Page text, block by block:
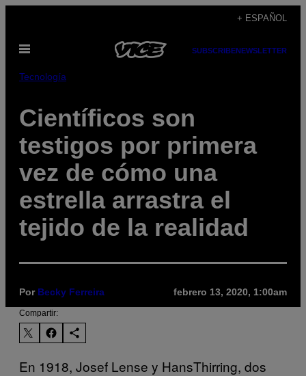
contenido
+ ESPAÑOL
Abrir
SUBSCRIBENEWSLETTER
Tecnología
Científicos son
testigos por primera
vez de cómo una
estrella arrastra el
tejido de la realidad
Por Becky Ferreira febrero 13, 2020, 1:00am
Compartir:
En 1918, Josef Lense y HansThirring, dos